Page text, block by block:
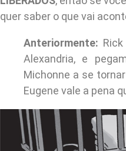
quer saber o que vai
Anteriormente:
Alexandria, e
Michonne a se
Eugene vale a pena